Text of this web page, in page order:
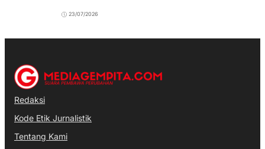
23/07/2026
Redaksi
Kode Etik Jurnalistik
Tentang Kami